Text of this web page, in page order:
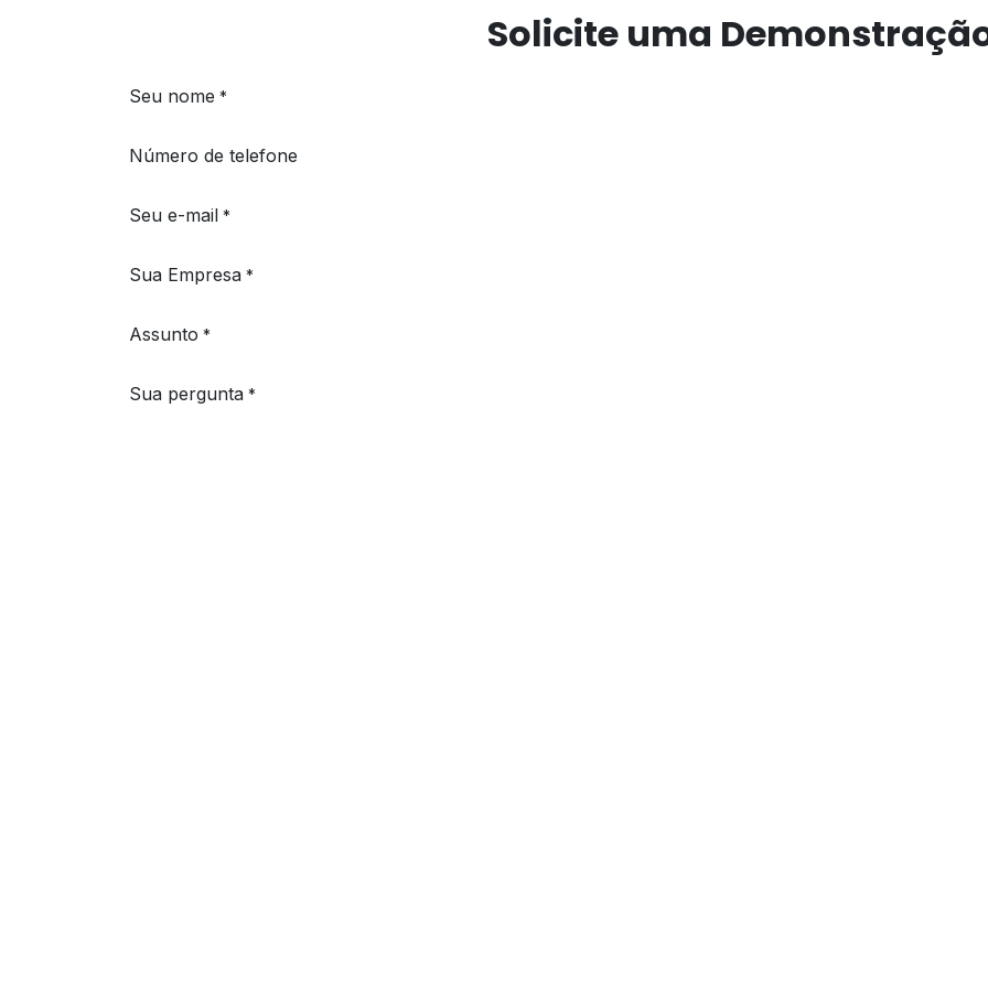
Solicit​e uma
Seu nome *
Número de telefone
Seu e-mail *
Sua Empresa *
Assunto *
Sua pergunta *